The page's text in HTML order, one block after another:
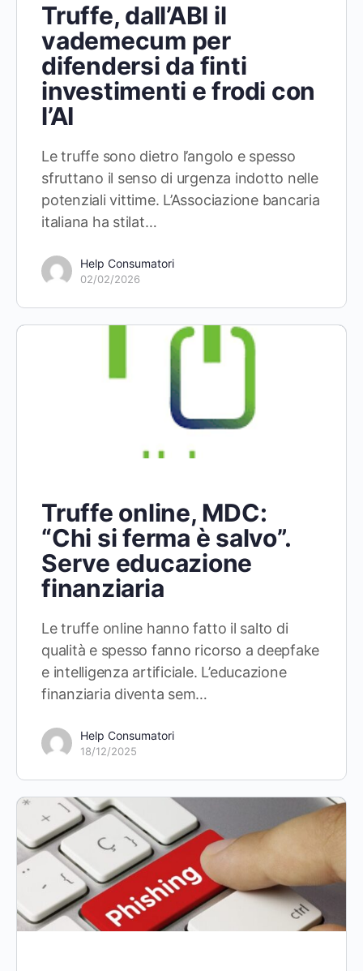
Truffe, dall’ABI il
vademecum per
difendersi da finti
investimenti e frodi con
l’AI
Le truffe sono dietro l’angolo e spesso
sfruttano il senso di urgenza indotto nelle
potenziali vittime. L’Associazione bancaria
italiana ha stilat…
Help Consumatori
02/02/2026
Truffe online, MDC:
“Chi si ferma è salvo”.
Serve educazione
finanziaria
Le truffe online hanno fatto il salto di
qualità e spesso fanno ricorso a deepfake
e intelligenza artificiale. L’educazione
finanziaria diventa sem…
Help Consumatori
18/12/2025